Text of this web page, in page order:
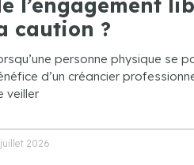
l’engagement
caution ?
personne physique se
d’un créancier
veiller
juillet 2026